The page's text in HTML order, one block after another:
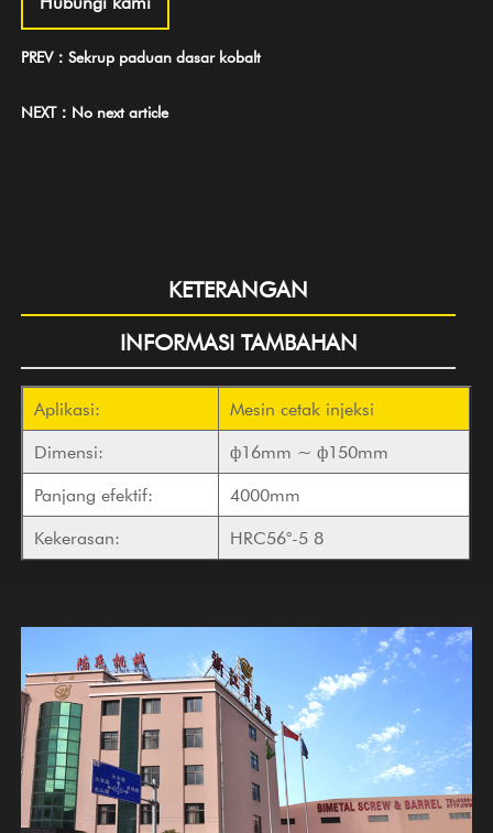
PREV：Sekrup paduan dasar kobalt
NEXT：No next article
KETERANGAN
INFORMASI TAMBAHAN
Aplikasi:
Mesin cetak injeksi
Dimensi:
ф16mm ~ ф150mm
Panjang efektif:
4000mm
Kekerasan:
HRC56°-5 8